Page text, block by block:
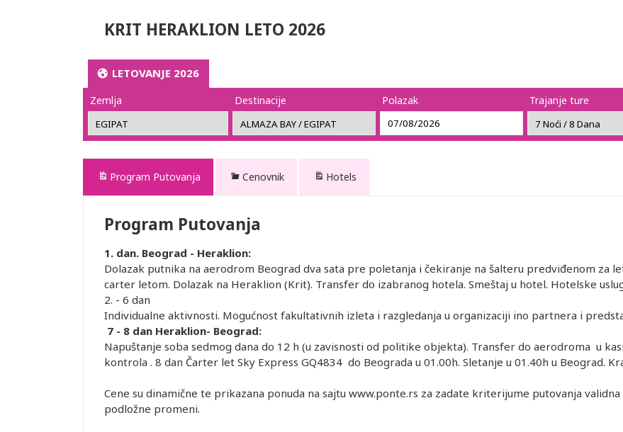
KRIT HERAKLION LETO 2026
LETOVANJE 2026
Zemlja Destinacije Polazak Trajanje ture
Program Putovanja Cenovnik Hotels
Program Putovanja
1. dan. Beograd - Heraklion:
Dolazak putnika na aerodrom Beograd dva sata pre poletanja i čekiranje na šalteru predviđenom za
carter letom. Dolazak na Heraklion (Krit). Transfer do izabranog hotela. Smeštaj u hotel. Hotelske
2. - 6 dan
Individualne aktivnosti. Mogućnost fakultativnih izleta i razgledanja u organizaciji ino partnera i
7 - 8 dan Heraklion- Beograd:
Napuštanje soba sedmog dana do 12 h (u zavisnosti od politike objekta). Transfer do aerodroma u
kontrola . 8 dan Čarter let Sky Express GQ4834 do Beograda u 01.00h. Sletanje u 01.40h u Beograd.
Cene su dinamične te prikazana ponuda na sajtu www.ponte.rs za zadate kriterijume putovanja
podložne promeni.